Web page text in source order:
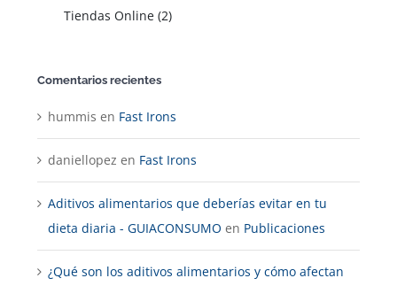
Tiendas Online (2)
Comentarios recientes
hummis en Fast Irons
daniellopez en Fast Irons
Aditivos alimentarios que deberías evitar en tu
dieta diaria - GUIACONSUMO en Publicaciones
¿Qué son los aditivos alimentarios y cómo afectan